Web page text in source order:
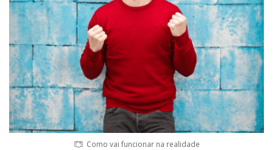
Como vai funcionar na realidade